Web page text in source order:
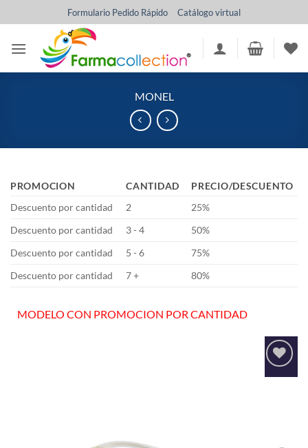
al
contenido
Formulario Pedido Rápido Catálogo virtual
MONEL
PROMOCION CANTIDAD
PRECIO/DESCUENTO
Descuento por cantidad
2
25%
Descuento por cantidad
3 - 4
50%
Descuento por cantidad
5 - 6
75%
Descuento por cantidad
7 + 80%
MODELO CON PROMOCION POR CANTIDAD
Añadir